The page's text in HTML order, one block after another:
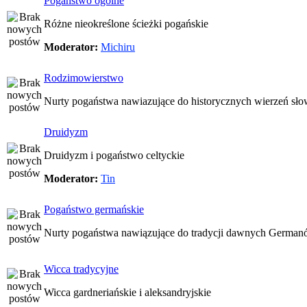
Różne nieokreślone ścieżki pogańskie
Moderator: Michiru
Rodzimowierstwo
Nurty pogaństwa nawiazujące do historycznych wierzeń
Druidyzm
Druidyzm i pogaństwo celtyckie
Moderator: Tin
Pogaństwo germańskie
Nurty pogaństwa nawiązujące do tradycji dawnych
Wicca tradycyjne
Wicca gardneriańskie i aleksandryjskie